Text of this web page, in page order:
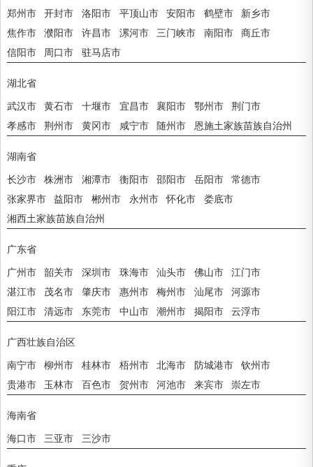
郑州市 开封市 洛阳市 平顶山市 安阳市 鹤壁市
新乡市
焦作市
濮阳市 许昌市 漯河市 三门峡市 南阳市
商丘市
信阳市
周口市 驻马店市
湖北省
武汉市 黄石市 十堰市 宜昌市 襄阳市 鄂州市
荆门市
孝感市
荆州市 黄冈市 咸宁市 随州市 恩施土家族苗族自治州
湖南省
长沙市 株洲市 湘潭市 衡阳市 邵阳市 岳阳市
常德市
张家界市
益阳市 郴州市 永州市 怀化市
娄底市
湘西土家族苗族自治州
广东省
广州市 韶关市 深圳市 珠海市 汕头市 佛山市
江门市
湛江市
茂名市 肇庆市 惠州市 梅州市 汕尾市
河源市
阳江市
清远市 东莞市 中山市 潮州市 揭阳市 云浮市
广西壮族自治区
南宁市 柳州市 桂林市 梧州市 北海市 防城港市
钦州市
贵港市
玉林市 百色市 贺州市 河池市 来宾市 崇左市
海南省
海口市 三亚市 三沙市